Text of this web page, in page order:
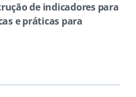
de indicadores para
e práticas para